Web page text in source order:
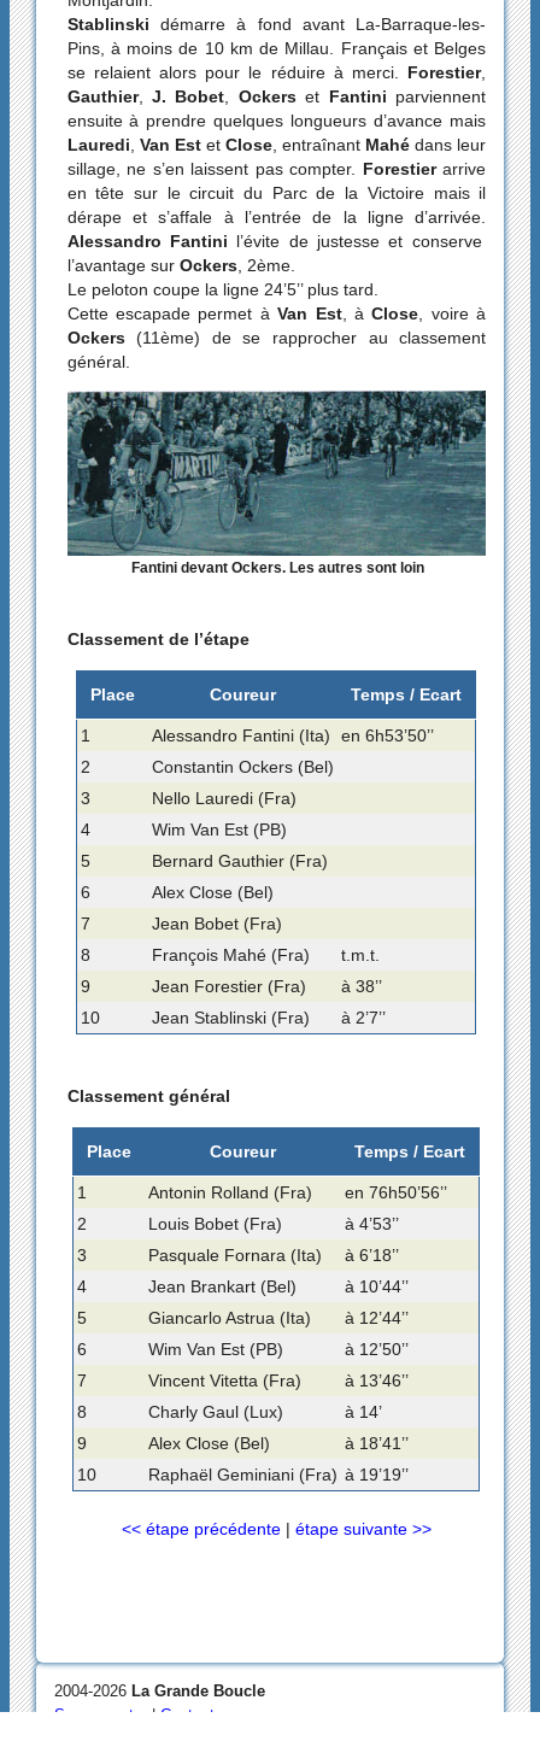
Stablinski démarre à fond avant La-Barraque-les-
Pins, à moins de 10 km de Millau. Français et Belges
se relaient alors pour le réduire à merci. Forestier,
Gauthier, J. Bobet Ockerset Fantini parviennent
ensuite à prendre quelques longueurs d’avance mais
Lauredi Van Estet Close, entraînantMahé dans leur
sillage, ne s’en laissent pas compter. Forestierarrive
en tête sur le circuit du Parc de la Victoire mais il
dérape et s’affale à l’entrée de la ligne d’arrivée.
Alessandro Fantini l’évite de justesse et conserve
l’avantage surOckers, 2ème.
Le peloton coupe la ligne 24’5’’ plus tard.
Cette escapade permet à Van Est, àClose , voire à
Ockers(11ème) de se rapprocher au classement
général.
Fantini devant Ockers. Les autres sont loin
Classement de l’étape
Place Coureur Temps / Ecart
1 Alessandro Fantini (Ita)
en 6h53’50’’
2
Constantin Ockers (Bel)
3
Nello Lauredi (Fra)
4
Wim Van Est (PB)
5
Bernard Gauthier (Fra)
6
Alex Close (Bel)
7
Jean Bobet (Fra)
8
François Mahé (Fra)
t.m.t.
9
Jean Forestier (Fra)
à 38’’
10
Jean Stablinski (Fra) à 2’7’’
Classement général
Place Coureur Temps / Ecart
1 Antonin Rolland (Fra)
en 76h50’56’’
2
Louis Bobet (Fra)
à 4’53’’
3
Pasquale Fornara (Ita)
à 6’18’’
4
Jean Brankart (Bel)
à 10’44’’
5
Giancarlo Astrua (Ita)
à 12’44’’
6
Wim Van Est (PB)
à 12’50’’
7
Vincent Vitetta (Fra)
à 13’46’’
8
Charly Gaul (Lux)
à 14’
9
Alex Close (Bel)
à 18’41’’
10
Raphaël Geminiani (Fra) à 19’19’’
<< étape précédente| étape suivante >>
2004-2026 La Grande Boucle
Se connecter
| Contact